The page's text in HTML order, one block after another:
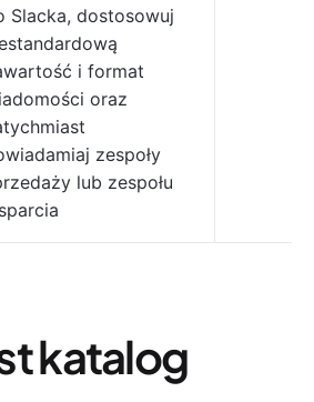
Slacka, dostosowuj
i format
oraz
zespoły
lub zespołu
katalog